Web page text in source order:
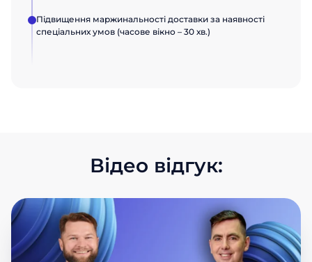
Підвищення маржинальності доставки за наявності
спеціальних умов (часове вікно – 30 хв.)
Відео відгук: